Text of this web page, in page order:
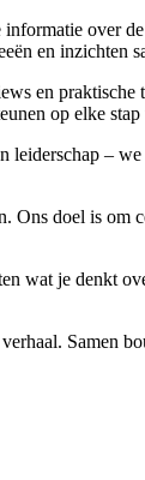
over
en inzichten
en praktische
op elke stap
–
Ons doel is om
wat je denkt
Samen